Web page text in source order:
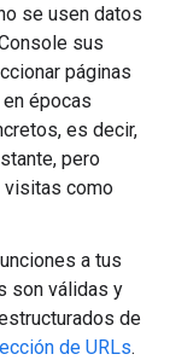
se usen datos
sus
páginas
épocas
es decir,
pero
visitas como
a tus
son válidas y
de
de URLs.